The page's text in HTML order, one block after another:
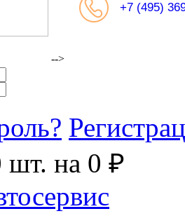
+7 (495)
-->
шт. на 0 ₽